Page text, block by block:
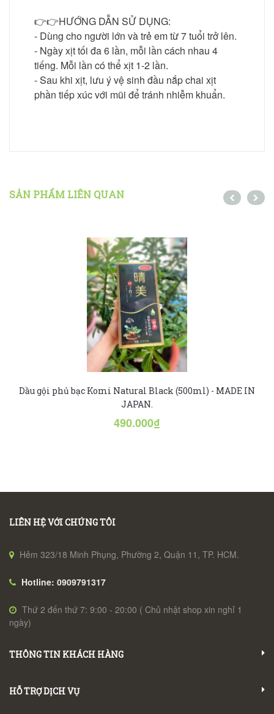
👉👉HƯỚNG DẪN SỬ DỤNG:
- Dùng cho người lớn và trẻ em từ 7 tuổi trở lên.
- Ngày xịt tối đa 6 lần, mỗi lần cách nhau 4
tiếng. Mỗi lần có thể xịt 1-2 lần.
- Sau khi xịt, lưu ý vệ sinh đầu nắp chai xịt
phần tiếp xúc với mũi để tránh nhiễm khuẩn.
SẢN PHẨM LIÊN QUAN
Dầu gội phủ bạc Komi Natural Black (500ml) - MADE IN
JAPAN.
490.000₫
LIÊN HỆ VỚI CHÚNG TÔI
Hẻm 323/18 Minh Phụng, Phường 2, Quận 11, TP. HCM.
Hotline: 0909791317
Thứ 2 đến thứ 7: 9:00 - 20:00 ( Chủ nhật shop xin nghỉ 1
ngày)
THÔNG TIN KHÁCH HÀNG
HỖ TRỢ DỊCH VỤ